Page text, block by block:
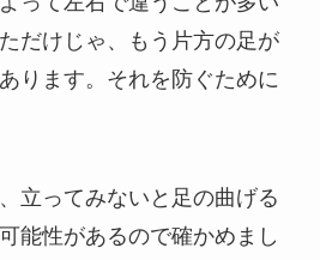
だけじゃ、もう片方の足が
ります。それを防ぐために
立ってみないと足の曲げる
能性があるので確かめまし